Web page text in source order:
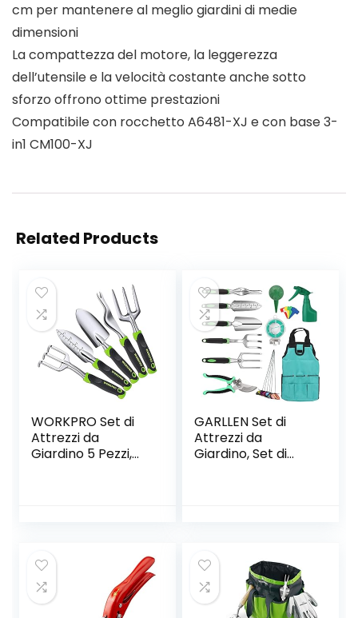
cm per mantenere al meglio giardini di medie
dimensioni
La compattezza del motore, la leggerezza
dell’utensile e la velocità costante anche sotto
sforzo offrono ottime prestazioni
Compatibile con rocchetto A6481-XJ e con base 3-
in1 CM100-XJ
Related Products
WORKPRO Set di
Attrezzi da
Giardino 5 Pezzi,
Terreno, Forcola,
Sarchiatrice e
Rastrello a Mano
GARLLEN Set di
Attrezzi da
Giardino, Set di
Esterni, Adatto per
Donne/Uomini/Gia
rdinieri